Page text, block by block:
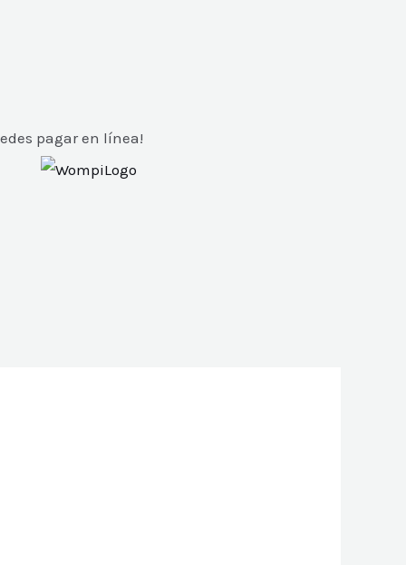
pagar en línea!